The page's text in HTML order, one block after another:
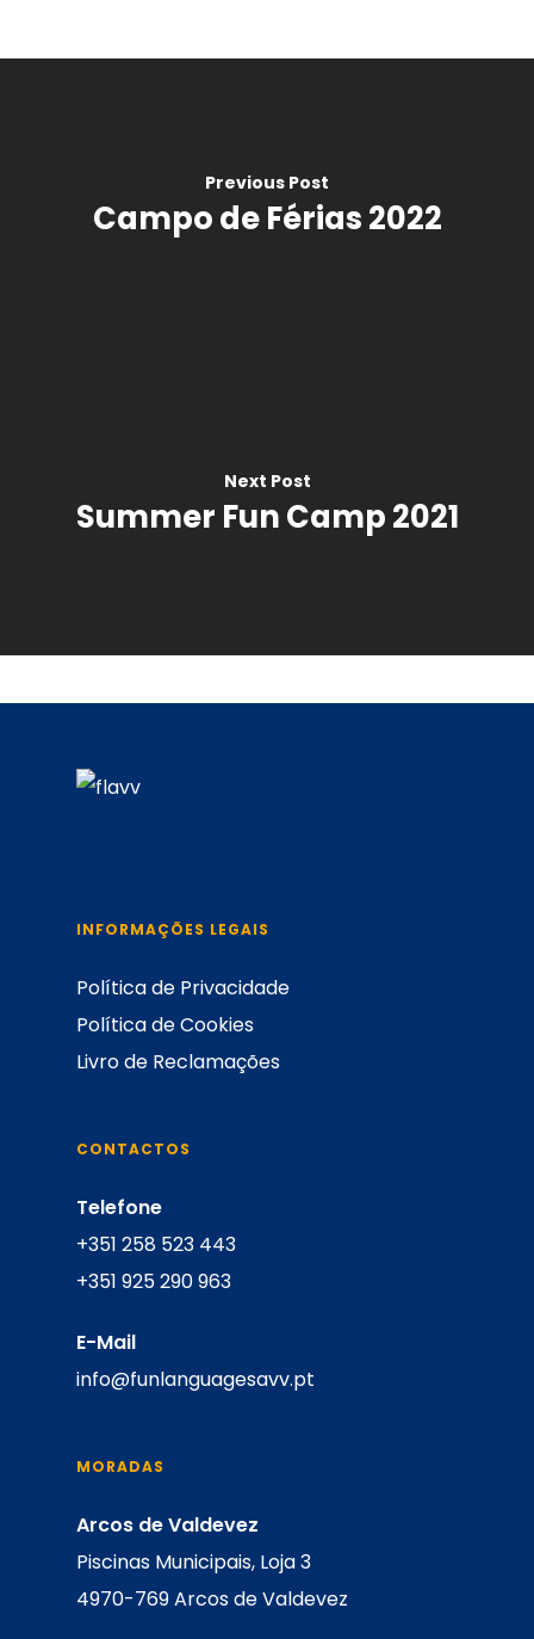
Previous Post
Campo de Férias 2022
Next Post
Summer Fun Camp 2021
INFORMAÇÕES LEGAIS
Política de Privacidade
Política de Cookies
Livro de Reclamações
CONTACTOS
Telefone
+351 258 523 443
+351 925 290 963
E-Mail
info@funlanguagesavv.pt
MORADAS
Arcos de Valdevez
Piscinas Municipais, Loja 3
4970-769 Arcos de Valdevez
Certificação
Blog
Galeria